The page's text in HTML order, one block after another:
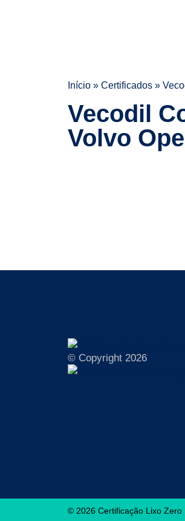
Início » Certificados »
Vecodil
Volvo
© Copyright 2026
© 2026 Certificação Lixo Zero